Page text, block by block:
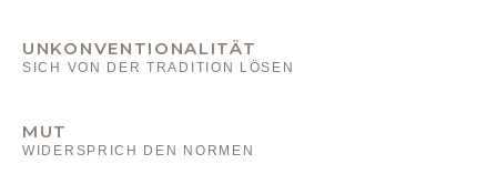
UNKONVENTIONALITÄT
SICH VON DER TRADITION LÖSEN
MUT
WIDERSPRICH DEN NORMEN